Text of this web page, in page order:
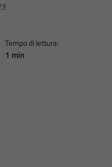
Tempo di lettura:
1 min